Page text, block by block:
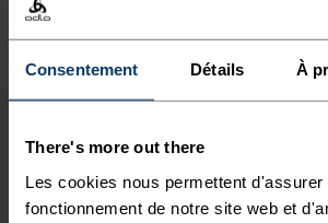
Consentement Détails À
There's more out there
Les cookies nous permettent d'assurer
fonctionnement de notre site web et